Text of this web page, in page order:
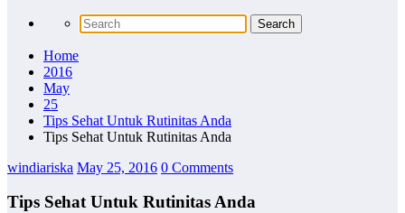
Home
2016
May
25
Tips Sehat Untuk Rutinitas Anda
Tips Sehat Untuk Rutinitas Anda
windiariska May 25, 2016 0 Comments
Tips Sehat Untuk Rutinitas Anda